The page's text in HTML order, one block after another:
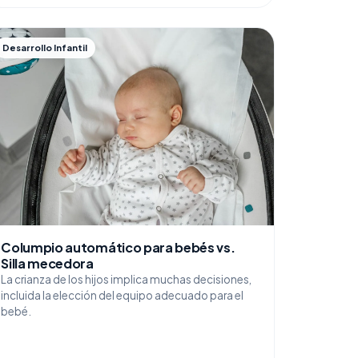
Desarrollo Infantil
Columpio automático para bebés vs.
Silla mecedora
La crianza de los hijos implica muchas decisiones,
incluida la elección del equipo adecuado para el
bebé.